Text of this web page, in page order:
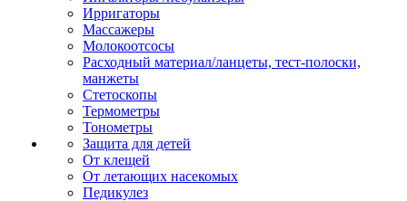
Ирригаторы
Массажеры
Молокоотсосы
Расходный материал/ланцеты, тест-полоски,
манжеты
Стетоскопы
Термометры
Тонометры
Защита для детей
От клещей
От летающих насекомых
Педикулез